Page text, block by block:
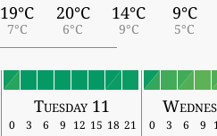
19°C
7°C
20°C
6°C
14°C
9°C
9°C
5°C
Tuesday 11
0 3 6 9 12 15 18 21 0 3 6 9